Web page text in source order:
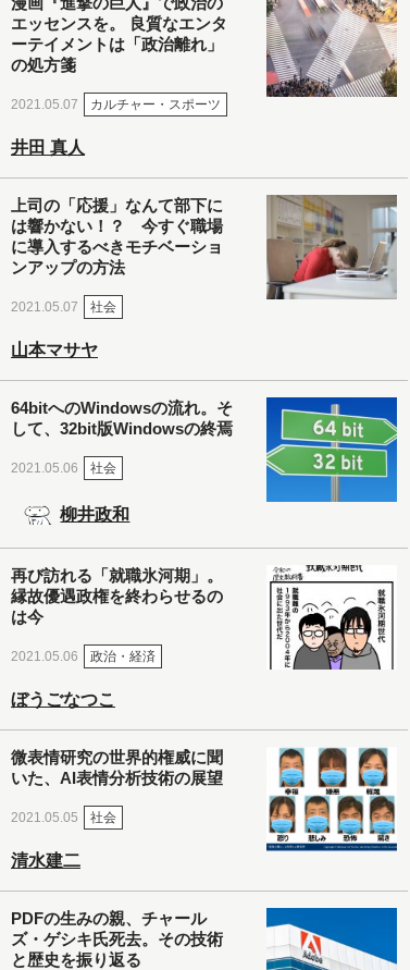
エッセンスを。 良質なエンタ
ーテイメントは「政治離れ」
の処方箋
2021.05.07 カルチャー・スポーツ
井田 真人
上司の「応援」なんて部下に
は響かない！？ 今すぐ職場
に導入するべきモチベーショ
ンアップの方法
2021.05.07 社会
山本マサヤ
64bitへのWindowsの流れ。そ
して、32bit版Windowsの終焉
2021.05.06 社会
柳井政和
再び訪れる「就職氷河期」。
縁故優遇政権を終わらせるの
は今
2021.05.06 政治・経済
ぼうごなつこ
微表情研究の世界的権威に聞
いた、AI表情分析技術の展望
2021.05.05 社会
清水建二
PDFの生みの親、チャール
ズ・ゲシキ氏死去。その技術
と歴史を振り返る